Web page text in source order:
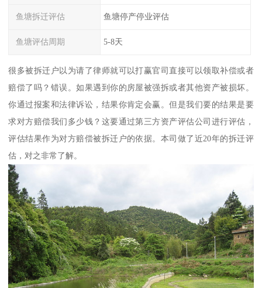
鱼塘拆迁评估 鱼塘停产停业评估
鱼塘评估周期 5-8天
很多被拆迁户以为请了律师就可以打赢官司直接可以领取补偿或者
赔偿了吗？错误。如果遇到你的房屋被强拆或者其他资产被损坏。
你通过报案和法律诉讼，结果你肯定会赢。但是我们要的结果是要
求对方赔偿我们多少钱？这要通过第三方资产评估公司进行评估，
评估结果作为对方赔偿被拆迁户的依据。本司做了近20年的拆迁评
估，对之非常了解。